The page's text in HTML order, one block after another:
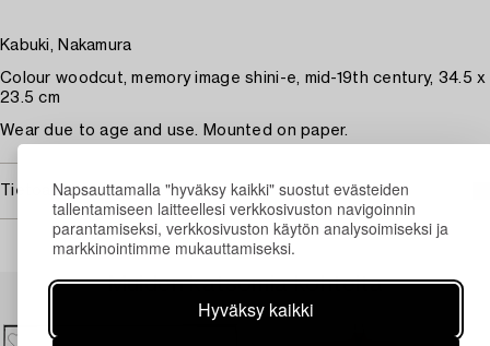
Napsauttamalla "hyväksy kaikki" suostut evästeiden
tallentamiseen laitteellesi verkkosivuston navigoinnin
parantamiseksi, verkkosivuston käytön analysoimiseksi ja
markkinointimme mukauttamiseksi.
Hyväksy kaikki
Kabuki, Nakamura
Colour woodcut, memory image shini-e, mid-19th century, 34.5 x
23.5 cm
Wear due to age and use. Mounted on paper.
Tietoa ostamisesta
Muiden katsomia kohteita